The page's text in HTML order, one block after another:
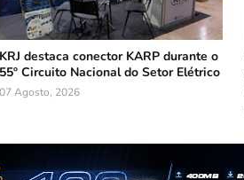
KRJ destaca conector KARP durante o
55º Circuito Nacional do Setor Elétrico
07 Agosto, 2026